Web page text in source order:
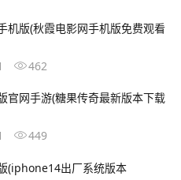
机版(秋霞电影网手机版免费观看
462
官网手游(糖果传奇最新版本下载
449
(iphone14出厂系统版本